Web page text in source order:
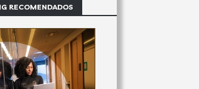
RECOMENDADOS